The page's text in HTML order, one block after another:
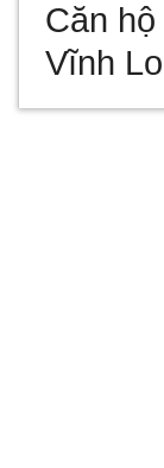
Căn
Vĩnh